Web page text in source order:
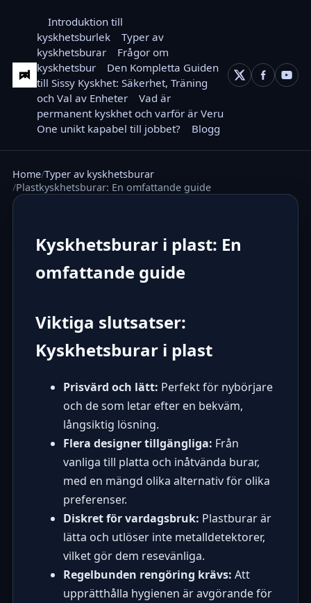
Introduktion till
kyskhetsburlek
Typer av
kyskhetsburar
Frågor om
kyskhetsbur
Den Kompletta Guiden
till Sissy Kyskhet: Säkerhet, Träning
och Val av Enheter
Vad är
permanent kyskhet och varför är Veru
One unikt kapabel till jobbet?
Blogg
Home Typer av kyskhetsburar
Plastkyskhetsburar: En omfattande guide
Kyskhetsburar i plast: En
omfattande guide
Viktiga slutsatser:
Kyskhetsburar i plast
Prisvärd och lätt: Perfekt för nybörjare
och de som letar efter en bekväm,
långsiktig lösning.
Flera designer tillgängliga: Från
vanliga till platta och inåtvända burar,
med en mängd olika alternativ för olika
preferenser.
Diskret för vardagsbruk: Plastburar är
lätta och utlöser inte metalldetektorer,
vilket gör dem resevänliga.
Regelbunden rengöring krävs: Att
upprätthålla hygienen är avgörande för